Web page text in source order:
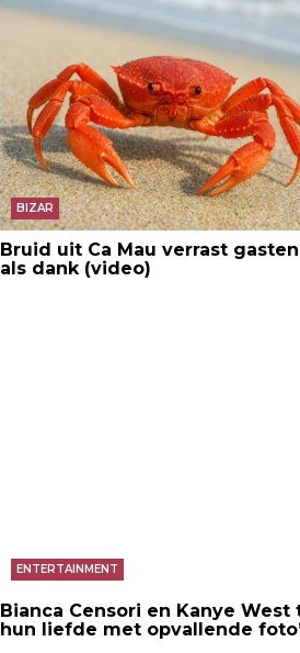
BIZAR
Bruid uit Ca Mau verrast
als dank (video)
ENTERTAINMENT
Bianca Censori en Kanye
hun liefde met opvallende